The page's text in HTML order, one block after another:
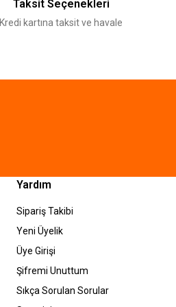
Taksit Seçenekleri
Kredi kartına taksit ve havale
Yardım
Sipariş Takibi
Yeni Üyelik
Üye Girişi
Şifremi Unuttum
Sıkça Sorulan Sorular